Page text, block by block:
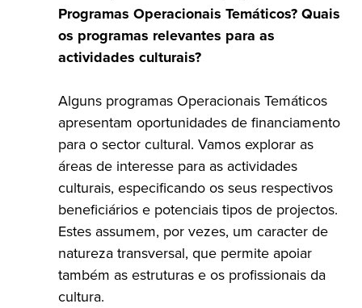
Programas Operacionais Temáticos? Quais
os programas relevantes para as
actividades culturais?
Alguns programas Operacionais Temáticos
apresentam oportunidades de financiamento
para o sector cultural. Vamos explorar as
áreas de interesse para as actividades
culturais, especificando os seus respectivos
beneficiários e potenciais tipos de projectos.
Estes assumem, por vezes, um caracter de
natureza transversal, que permite apoiar
também as estruturas e os profissionais da
cultura.